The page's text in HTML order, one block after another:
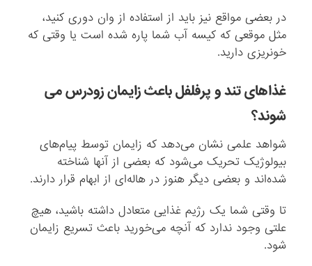
در بعضی مواقع نیز باید از استفاده از وان دوری کنید،
مثل موقعی که کیسه آب شما پاره شده است یا وقتی که
خونریزی دارید.
غذاهای تند و پرفلفل باعث زایمان زودرس می
شوند؟
شواهد علمی نشان می‌دهد که زایمان توسط پیام‌های
بیولوژیک تحریک می‌شود که بعضی از آنها شناخته
شده‌اند و بعضی دیگر هنوز در هاله‌ای از ابهام قرار دارند.
تا وقتی شما یک رژیم غذایی متعادل داشته باشید، هیچ
علتی وجود ندارد که آنچه می‌خورید باعث تسریع زایمان
شود.